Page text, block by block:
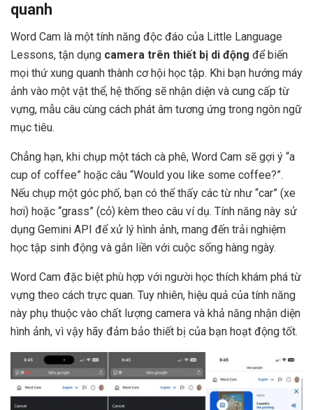
quanh
Word Cam là một tính năng độc đáo của Little Language
Lessons, tận dụng camera trên thiết bị di động để biến
mọi thứ xung quanh thành cơ hội học tập. Khi bạn hướng máy
ảnh vào một vật thể, hệ thống sẽ nhận diện và cung cấp từ
vựng, mẫu câu cùng cách phát âm tương ứng trong ngôn ngữ
mục tiêu.
Chẳng hạn, khi chụp một tách cà phê, Word Cam sẽ gợi ý “a
cup of coffee” hoặc câu “Would you like some coffee?”.
Nếu chụp một góc phố, bạn có thể thấy các từ như “car” (xe
hơi) hoặc “grass” (cỏ) kèm theo câu ví dụ. Tính năng này sử
dụng Gemini API để xử lý hình ảnh, mang đến trải nghiệm
học tập sinh động và gắn liền với cuộc sống hàng ngày.
Word Cam đặc biệt phù hợp với người học thích khám phá từ
vựng theo cách trực quan. Tuy nhiên, hiệu quả của tính năng
này phụ thuộc vào chất lượng camera và khả năng nhận diện
hình ảnh, vì vậy hãy đảm bảo thiết bị của bạn hoạt động tốt.